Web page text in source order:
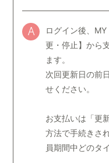
BLOG
PHOTO
会員登録 ログ
A
ログイン後、
更・停止】から
ます。
次回更新日の前
せください。
お支払いは「更
方法で手続きさ
員期間中どのタ